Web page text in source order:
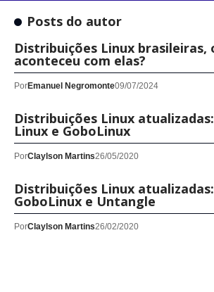
Posts do autor
Distribuições Linux brasileiras,
aconteceu com elas?
PorEmanuel Negromonte09/07/2024
Distribuições Linux
Linux e GoboLinux
PorClaylson Martins26/05/2020
Distribuições Linux
GoboLinux e Untangle
PorClaylson Martins26/02/2020